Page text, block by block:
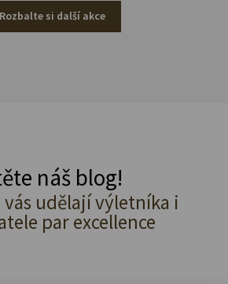
Rozbalte si další akce
náš blog!
vás udělají výletníka i
par excellence